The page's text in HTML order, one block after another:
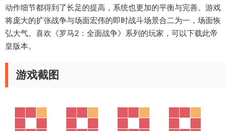
动作细节都得到了长足的提高，系统也更加的平衡与完善。游戏
将庞大的扩张战争与场面宏伟的即时战斗场景合二为一，场面恢
弘大气。喜欢《罗马2：全面战争》系列的玩家，可以下载此帝
皇版本。
游戏截图